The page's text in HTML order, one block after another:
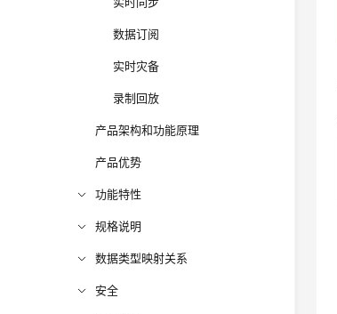
数据订阅
实时灾备
录制回放
产品架构和功能原理
产品优势
功能特性
规格说明
数据类型映射关系
安全